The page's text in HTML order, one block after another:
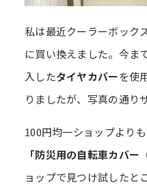
私は最近クーラーボック
に買い換えました。今ま
入したタイヤカバーを使
りましたが、写真の通り
100円均一ショップより
「防災用の自転車カバー
ョップで見つけ試したと